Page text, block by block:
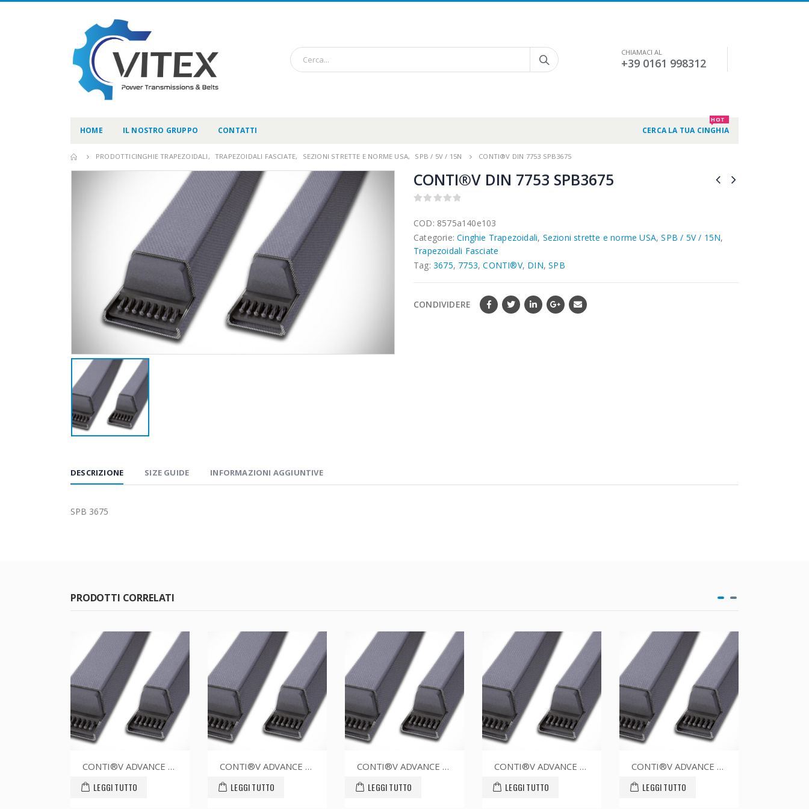
CHIAMACI AL
+39 0161 998312
HOME IL NOSTRO GRUPPO CONTATTI CERCA LA TUA CINGHIA
HOT
PRODOTTI CINGHIE TRAPEZOIDALI, TRAPEZOIDALI FASCIATE, SEZIONI STRETTE E NORME USA, SPB / 5V / 15N CONTI®V DIN 7753 SPB3675
CONTI®V DIN 7753 SPB3675
COD: 8575a140e103
Categorie:Cinghie Trapezoidali, Sezioni strette e norme USA,SPB / 5V / 15N,
Trapezoidali Fasciate
Tag: 3675, 7753,CONTI®V, DIN,SPB
CONDIVIDERE
DESCRIZIONE SIZE GUIDE INFORMAZIONI AGGIUNTIVE
SPB 3675
PRODOTTI CORRELATI
CONTI®V ADVANCE SPZ1612CR
LEGGI TUTTO
CONTI®V ADVANCE SPZ1500CR
LEGGI TUTTO
CONTI®V ADVANCE SPZ1737CR
LEGGI TUTTO
CONTI®V ADVANCE SPZ1400CR
LEGGI TUTTO
CONTI®V ADVANCE SPZ1787CR
LEGGI TUTTO